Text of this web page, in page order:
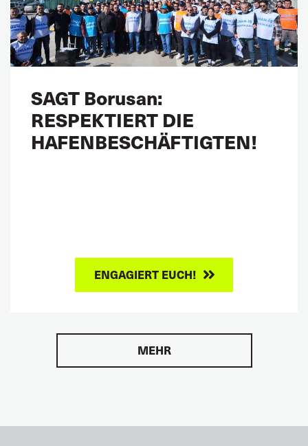
SAGT Borusan:
RESPEKTIERT DIE
HAFENBESCHÄFTIGTEN!
ENGAGIERT EUCH!
MEHR